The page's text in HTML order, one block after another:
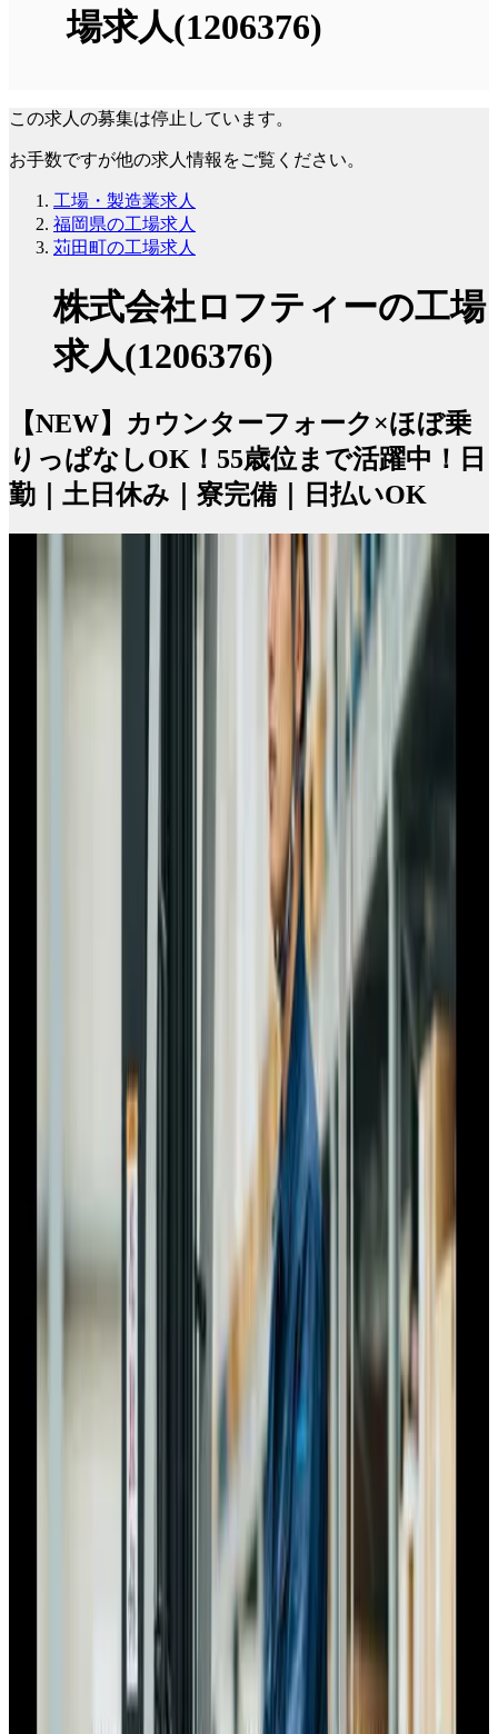
場求人(1206376)
この求人の募集は停止しています。
お手数ですが他の求人情報をご覧ください。
工場・製造業求人
福岡県の工場求人
苅田町の工場求人
株式会社ロフティーの工場
求人(1206376)
【NEW】カウンターフォーク×ほぼ乗
りっぱなしOK！55歳位まで活躍中！日
勤｜土日休み｜寮完備｜日払いOK